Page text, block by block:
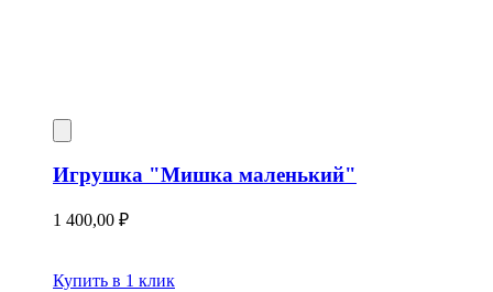
Игрушка "Мишка маленький"
1 400,00 ₽
Купить в 1 клик